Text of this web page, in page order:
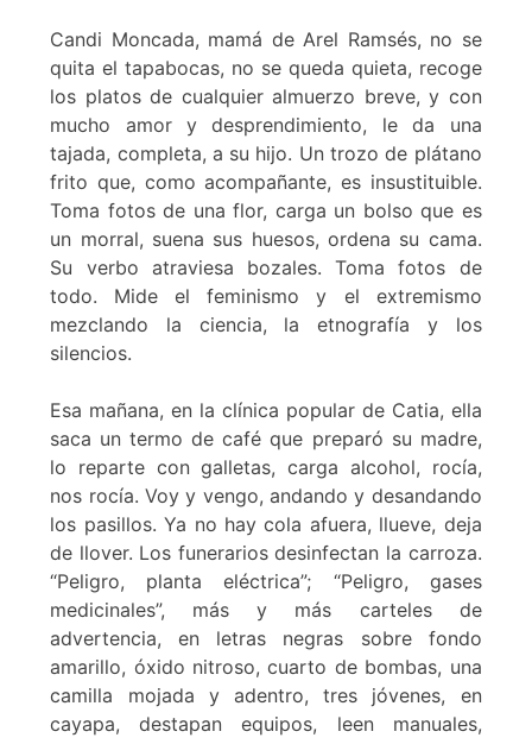
Candi Moncada, mamá de Arel Ramsés, no se
quita el tapabocas, no se queda quieta, recoge
los platos de cualquier almuerzo breve, y con
mucho amor y desprendimiento, le da una
tajada, completa, a su hijo. Un trozo de plátano
frito que, como acompañante, es insustituible.
Toma fotos de una flor, carga un bolso que es
un morral, suena sus huesos, ordena su cama.
Su verbo atraviesa bozales. Toma fotos de
todo. Mide el feminismo y el extremismo
mezclando la ciencia, la etnografía y los
silencios.
Esa mañana, en la clínica popular de Catia, ella
saca un termo de café que preparó su madre,
lo reparte con galletas, carga alcohol, rocía,
nos rocía. Voy y vengo, andando y desandando
los pasillos. Ya no hay cola afuera, llueve, deja
de llover. Los funerarios desinfectan la carroza.
“Peligro, planta eléctrica”; “Peligro, gases
medicinales”, más y más carteles de
advertencia, en letras negras sobre fondo
amarillo, óxido nitroso, cuarto de bombas, una
camilla mojada y adentro, tres jóvenes, en
cayapa, destapan equipos, leen manuales,